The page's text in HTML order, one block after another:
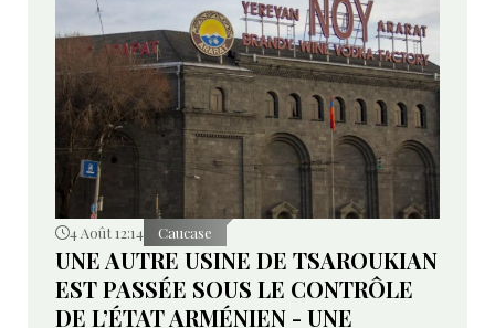
4 Août 12:14 Caucase
UNE AUTRE USINE DE TSAROUKIAN
EST PASSÉE SOUS LE CONTRÔLE
DE L’ÉTAT ARMÉNIEN - UNE